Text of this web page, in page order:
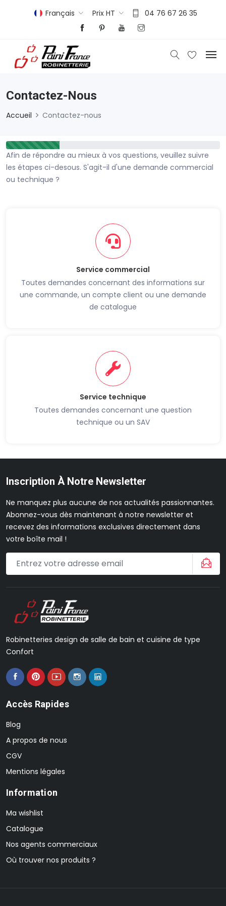
Français Prix HT 04 76 67 26 35
Contactez-Nous
Accueil Contactez-nous
Afin de répondre au mieux à vos questions, veuillez suivre
les étapes ci-desous. S'agit-il d'une demande commercial
ou technique ?
Service commercial
Toutes demandes concernant des informations sur
une commande, un compte client ou une demande
de catalogue
Service technique
Toutes demandes concernant une question
technique ou un SAV
Inscription À Notre Newsletter
Ne manquez plus aucune de nos actualités passionnantes.
Abonnez-vous dès maintenant à notre newsletter et
recevez des informations exclusives directement dans
votre boîte mail !
Robinetteries design de salle de bain et cuisine de type
Confort
Accès Rapides
Blog
A propos de nous
CGV
Mentions légales
Information
Ma wishlist
Catalogue
Nos agents commerciaux
Où trouver nos produits ?